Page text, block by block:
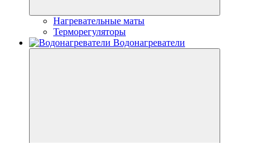
Нагревательные маты
Терморегуляторы
Водонагреватели